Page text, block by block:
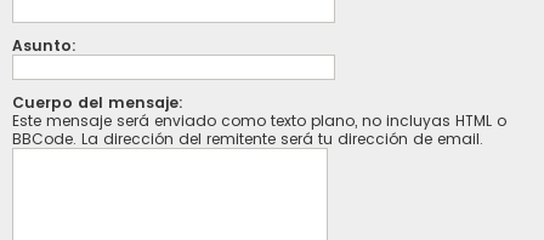
Asunto:
Cuerpo del mensaje:
Este mensaje será enviado como texto plano, no incluyas HTML o
BBCode. La dirección del remitente será tu dirección de email.